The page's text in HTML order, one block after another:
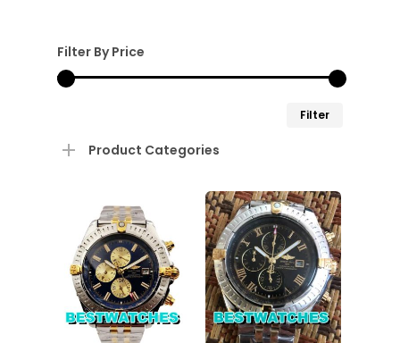
Filter By Price
Filter
Product Categories